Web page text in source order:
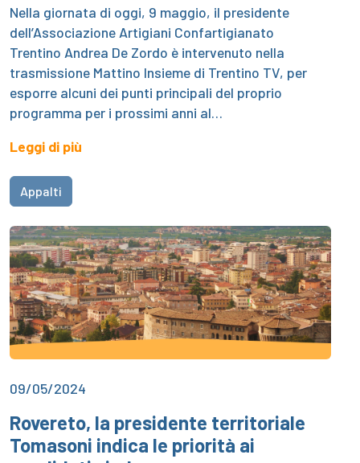
Nella giornata di oggi, 9 maggio, il presidente
dell’Associazione Artigiani Confartigianato
Trentino Andrea De Zordo è intervenuto nella
trasmissione Mattino Insieme di Trentino TV, per
esporre alcuni dei punti principali del proprio
programma per i prossimi anni al…
Leggi di più
Appalti
09/05/2024
Rovereto, la presidente territoriale
Tomasoni indica le priorità ai